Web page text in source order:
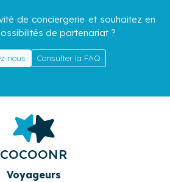
de conciergerie et souhaitez en
de partenariat ?
nous Consulter la FAQ
COCOONR
Voyageurs